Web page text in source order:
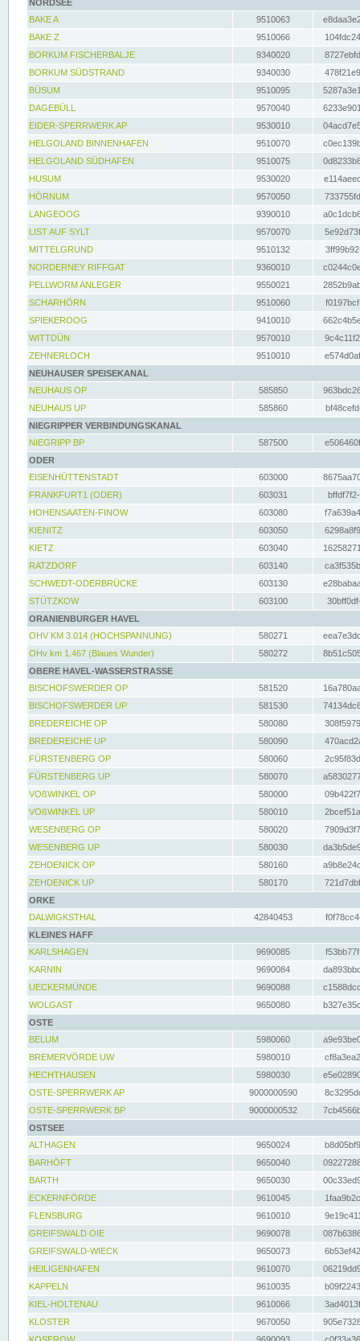
NORDSEE
BAKE A
9510063
BAKE Z
9510066
BORKUM FISCHERBALJE
9340020
BORKUM SÜDSTRAND
9340030
BÜSUM
9510095
DAGEBÜLL
9570040
EIDER-SPERRWERK AP
9530010
HELGOLAND BINNENHAFEN
9510070
HELGOLAND SÜDHAFEN
9510075
HUSUM
9530020
HÖRNUM
9570050
LANGEOOG
9390010
LIST AUF SYLT
9570070
MITTELGRUND
9510132
NORDERNEY RIFFGAT
9360010
PELLWORM ANLEGER
9550021
SCHARHÖRN
9510060
SPIEKEROOG
9410010
WITTDÜN
9570010
ZEHNERLOCH
9510010
NEUHAUSER SPEISEKANAL
NEUHAUS OP
585850
NEUHAUS UP
585860
NIEGRIPPER VERBINDUNGSKANAL
NIEGRIPP BP
587500
ODER
EISENHÜTTENSTADT
603000
FRANKFURT1 (ODER)
603031
HOHENSAATEN-FINOW
603080
KIENITZ
603050
KIETZ
603040
RATZDORF
603140
SCHWEDT-ODERBRÜCKE
603130
STÜTZKOW
603100
ORANIENBURGER HAVEL
OHV KM 3.014 (HOCHSPANNUNG)
580271
OHv km 1.467 (Blaues Wunder)
580272
OBERE HAVEL-WASSERSTRASSE
BISCHOFSWERDER OP
581520
BISCHOFSWERDER UP
581530
BREDEREICHE OP
580080
BREDEREICHE UP
580090
FÜRSTENBERG OP
580060
FÜRSTENBERG UP
580070
VOßWINKEL OP
580000
VOßWINKEL UP
580010
WESENBERG OP
580020
WESENBERG UP
580030
ZEHDENICK OP
580160
ZEHDENICK UP
580170
ORKE
DALWIGKSTHAL
42840453
KLEINES HAFF
KARLSHAGEN
9690085
KARNIN
9690084
UECKERMÜNDE
9690088
WOLGAST
9650080
OSTE
BELUM
5980060
BREMERVÖRDE UW
5980010
HECHTHAUSEN
5980030
OSTE-SPERRWERK AP
9000000590
OSTE-SPERRWERK BP
9000000532
OSTSEE
ALTHAGEN
9650024
BARHÖFT
9650040
BARTH
9650030
ECKERNFÖRDE
9610045
FLENSBURG
9610010
GREIFSWALD OIE
9690078
GREIFSWALD-WIECK
9650073
HEILIGENHAFEN
9610070
KAPPELN
9610035
KIEL-HOLTENAU
9610066
KLOSTER
9670050